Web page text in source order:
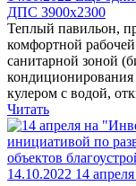
ДПС 3900х2300
Теплый павильон,
комфортной
санитарной зоной
кулером с водой,
Читать
14.10.2022 14